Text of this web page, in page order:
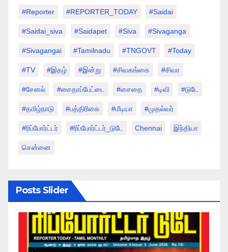
#Reporter #REPORTER_TODAY #saidai
#saidai_siva #saidapet #Siva #Sivaganga
#sivagangai #tamilnadu #TNGOVT #today
#TV #இதழ் #இன்று #சிவகங்கை #சிவா
#சேனல் #சைதாப்பேட்டை #சைதை #டிவி #டுடே
#தமிழ்நாடு #பத்திரிகை #மீடியா #முதல்வர்
#ரிப்போர்ட்டர் #ரிப்போர்ட்டர்_டுடே Chennai இந்தியா
சென்னை
Posts Slider